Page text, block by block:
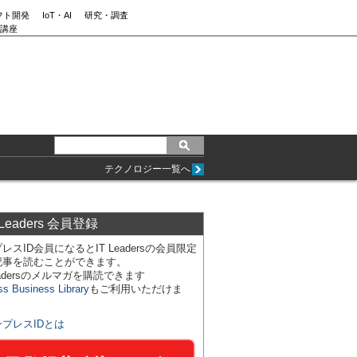
ト開発 IoT・AI
研究・調査
座
テクノロジー一覧へ
会員登録
スID会員になるとIT Leadersの会員限定
を読むことができます。
のメルマガを購読できます
Business Libraryもご利用いただけま
プレスIDとは